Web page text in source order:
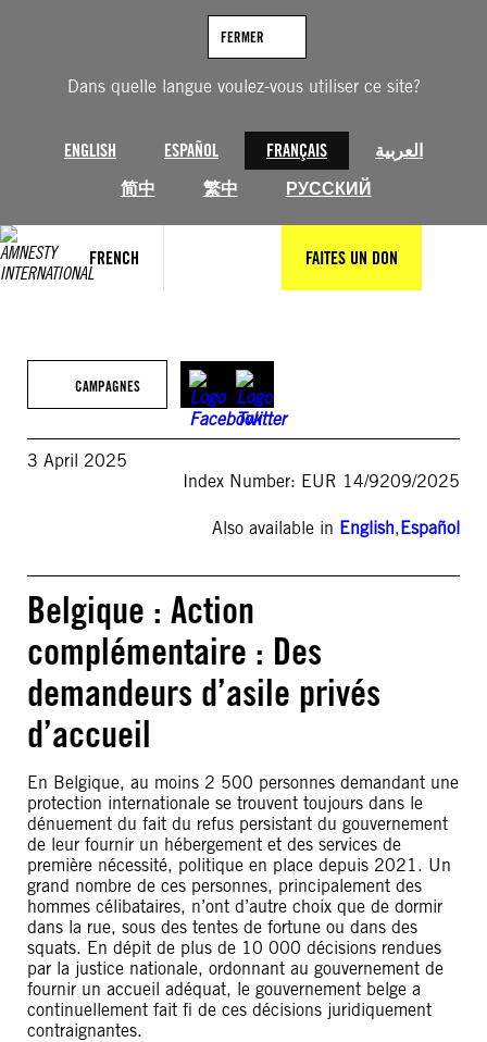
Dans quelle langue voulez-vous utiliser ce site?
ENGLISH ESPAÑOL FRANÇAIS
العربية
简中
繁中 РУССКИЙ
FERMER
FRENCH FAITES UN DON
CAMPAGNES
3 April 2025
Index Number: EUR 14/9209/2025
Also available in English,Español
Belgique : Action
complémentaire : Des
demandeurs d’asile privés
d’accueil
En Belgique, au moins 2 500 personnes demandant une
protection internationale se trouvent toujours dans le
dénuement du fait du refus persistant du gouvernement
de leur fournir un hébergement et des services de
première nécessité, politique en place depuis 2021. Un
grand nombre de ces personnes, principalement des
hommes célibataires, n’ont d’autre choix que de dormir
dans la rue, sous des tentes de fortune ou dans des
squats. En dépit de plus de 10 000 décisions rendues
par la justice nationale, ordonnant au gouvernement de
fournir un accueil adéquat, le gouvernement belge a
continuellement fait fi de ces décisions juridiquement
contraignantes.